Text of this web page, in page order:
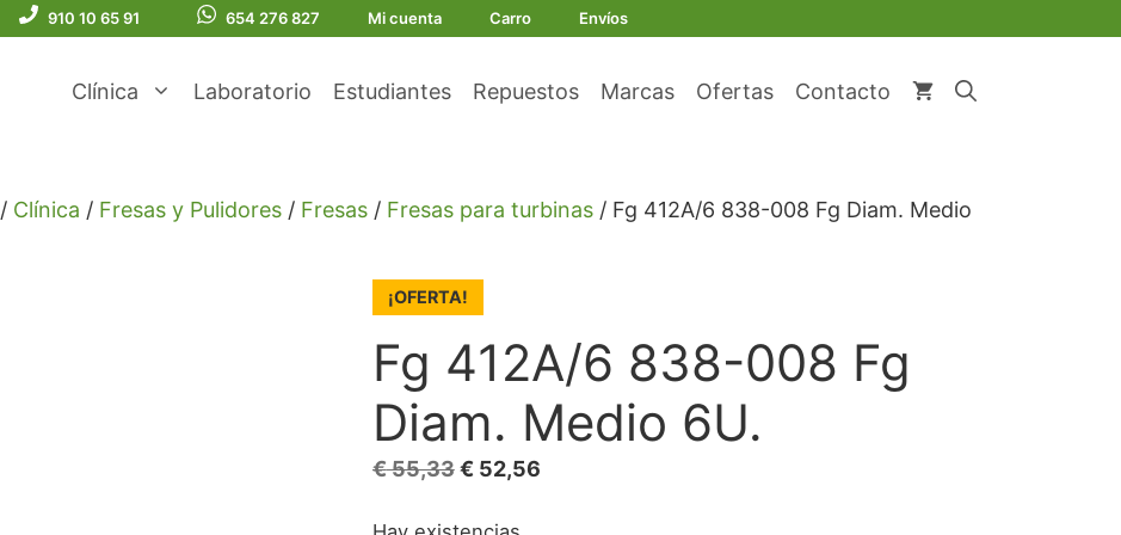
910 10 65 91 654 276 827 Mi cuenta Carro Envíos
Clínica Laboratorio Estudiantes Repuestos Marcas Ofertas Contacto
/ Clínica / Fresas y Pulidores / Fresas / Fresas para turbinas / Fg 412A/6 838-008 Fg Diam. Medio
¡OFERTA!
Fg 412A/6 838-008 Fg
Diam. Medio 6U.
€55,33 El
€ 52,56El
era:
es:
008
Diam.